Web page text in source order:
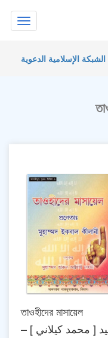
Toggle
navigation
الشبكة الإسلامية الدعوية
তাওহীদের মাসায়েল
[ محمد كيلاني ]